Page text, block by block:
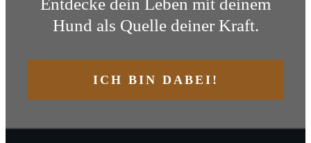
Entdecke dein Leben mit deinem
Hund als Quelle deiner Kraft.
ICH BIN DABEI!